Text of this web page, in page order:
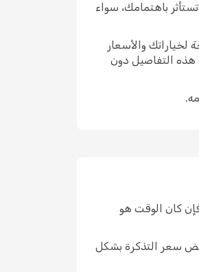
باهتمامك، سواء
لخياراتك والأسعار
هذه التفاصيل دون
كان الوقت هو
سعر التذكرة بشكل